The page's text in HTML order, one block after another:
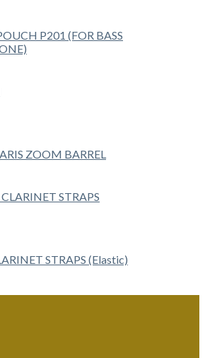
P201 (FOR BASS
ZOOM BARREL
STRAPS (Elastic)